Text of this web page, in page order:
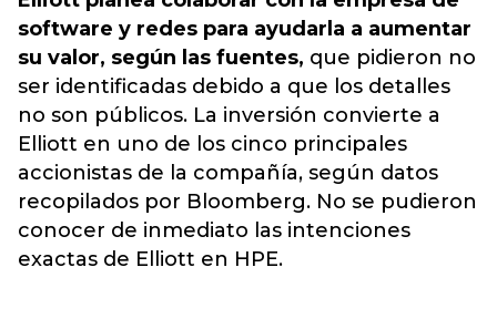
software y redes para ayudarla a aumentar
su valor, según las fuentes, que pidieron no
ser identificadas debido a que los detalles
no son públicos. La inversión convierte a
Elliott en uno de los cinco principales
accionistas de la compañía, según datos
recopilados por Bloomberg. No se pudieron
conocer de inmediato las intenciones
exactas de Elliott en HPE.